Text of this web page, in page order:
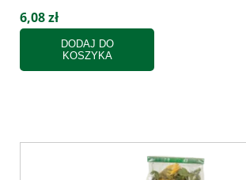
6,08 zł
DODAJ DO
KOSZYKA